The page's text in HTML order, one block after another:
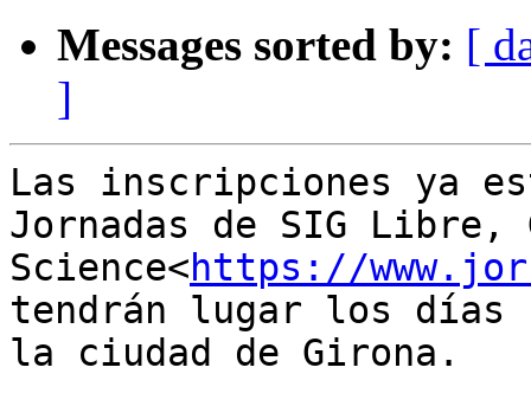
Messages sorted by: [
]
Las inscripciones ya
Jornadas de SIG Libre,
Science<https://
tendrán lugar los días
la ciudad de Girona.